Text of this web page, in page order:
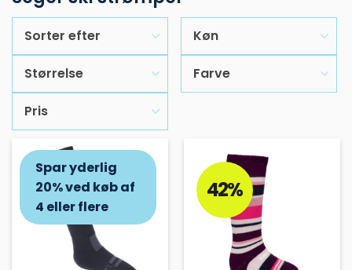
Sorter efter Køn
Størrelse Farve
Pris
37%
Spar yderlig
20% ved køb af
4 eller flere
42%